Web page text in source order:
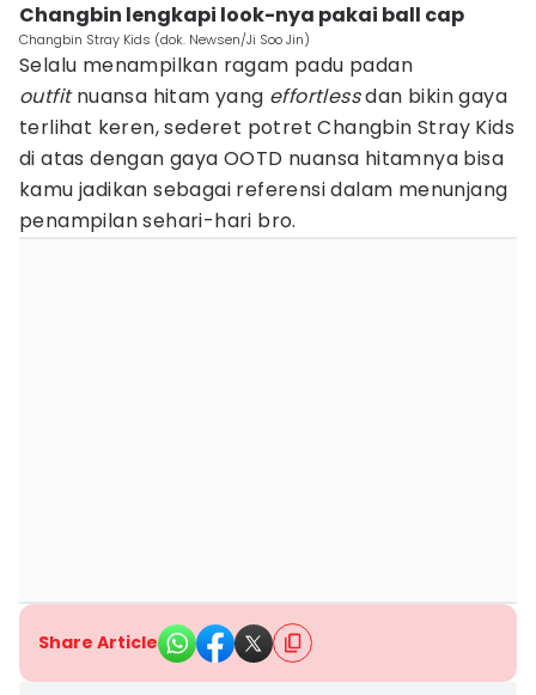
Changbin lengkapi look-nya pakai ball cap
Changbin Stray Kids (dok. Newsen/Ji Soo Jin)
Selalu menampilkan ragam padu padan
outfitnuansa hitam yang effortlessdan bikin gaya
terlihat keren, sederet potret Changbin Stray Kids
di atas dengan gaya OOTD nuansa hitamnya bisa
kamu jadikan sebagai referensi dalam menunjang
penampilan sehari-hari bro.
Share Article